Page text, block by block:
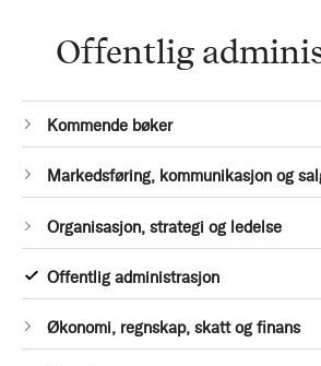
Offentlig
Kategorier
Kommende bøker
Markedsføring, kommunikasjon og
Organisasjon, strategi og ledelse
Offentlig administrasjon
Økonomi, regnskap, skatt og finans